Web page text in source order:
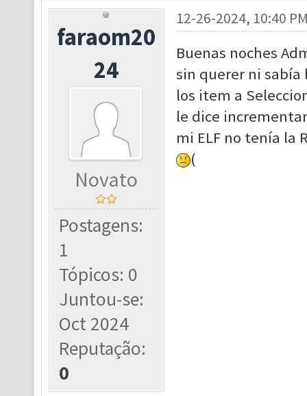
faraom20
24
Novato
Postagens:
1
Tópicos: 0
Juntou-se:
Oct 2024
Reputação:
0
12-26-2024, 10:40
Buenas noches
sin querer ni sabía
los item a
le dice
mi ELF no tenía la
(